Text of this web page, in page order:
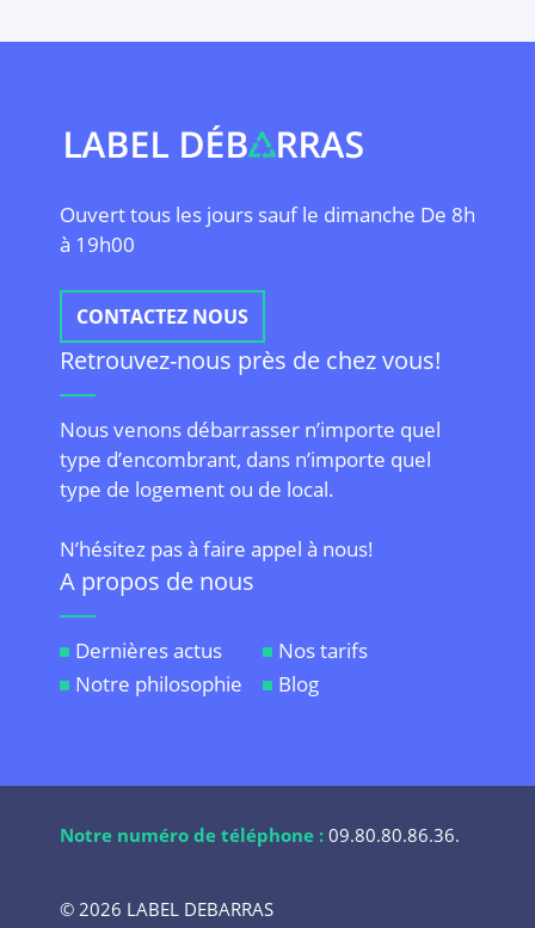
Ouvert tous les jours sauf le dimanche De 8h
à 19h00
CONTACTEZ NOUS
Retrouvez-nous près de chez vous!
Nous venons débarrasser n’importe quel
type d’encombrant, dans n’importe quel
type de logement ou de local.
N’hésitez pas à faire appel à nous!
A propos de nous
Dernières actus
Notre philosophie
Nos tarifs
Blog
Notre numéro de téléphone : 09.80.80.86.36.
© 2026 LABEL DEBARRAS